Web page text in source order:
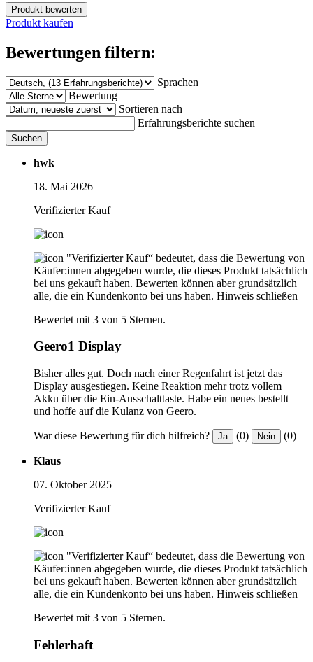
Produkt bewerten
Produkt kaufen
Bewertungen filtern:
Sprachen
Bewertung
Sortieren nach
Erfahrungsberichte suchen
Suchen
hwk
18. Mai 2026
Verifizierter Kauf
"Verifizierter Kauf“ bedeutet, dass die Bewertung von
Käufer:innen abgegeben wurde, die dieses Produkt tatsächlich
bei uns gekauft haben. Bewerten können aber grundsätzlich
alle, die ein Kundenkonto bei uns haben. Hinweis schließen
Bewertet mit 3 von 5 Sternen.
Geero1 Display
Bisher alles gut. Doch nach einer Regenfahrt ist jetzt das
Display ausgestiegen. Keine Reaktion mehr trotz vollem
Akku über die Ein-Ausschalttaste. Habe ein neues bestellt
und hoffe auf die Kulanz von Geero.
War diese Bewertung für dich hilfreich? Ja (0) Nein (0)
Klaus
07. Oktober 2025
Verifizierter Kauf
"Verifizierter Kauf“ bedeutet, dass die Bewertung von
Käufer:innen abgegeben wurde, die dieses Produkt tatsächlich
bei uns gekauft haben. Bewerten können aber grundsätzlich
alle, die ein Kundenkonto bei uns haben. Hinweis schließen
Bewertet mit 3 von 5 Sternen.
Fehlerhaft